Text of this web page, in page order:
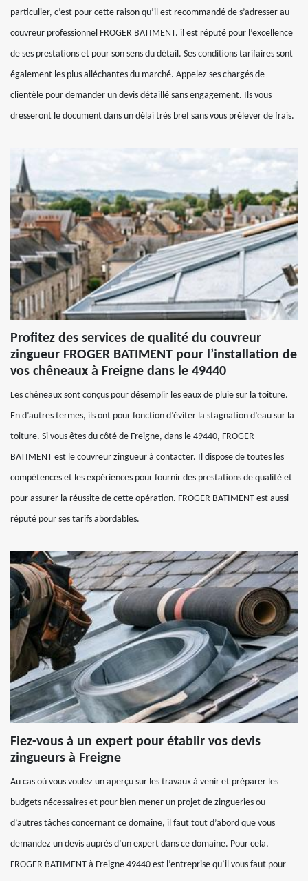
particulier, c’est pour cette raison qu’il est recommandé de s’adresser au
couvreur professionnel FROGER BATIMENT. il est réputé pour l’excellence
de ses prestations et pour son sens du détail. Ses conditions tarifaires sont
également les plus alléchantes du marché. Appelez ses chargés de
clientèle pour demander un devis détaillé sans engagement. Ils vous
dresseront le document dans un délai très bref sans vous prélever de frais.
Profitez des services de qualité du couvreur
zingueur FROGER BATIMENT pour l’installation de
vos chêneaux à Freigne dans le 49440
Les chêneaux sont conçus pour désemplir les eaux de pluie sur la toiture.
En d’autres termes, ils ont pour fonction d’éviter la stagnation d’eau sur la
toiture. Si vous êtes du côté de Freigne, dans le 49440, FROGER
BATIMENT est le couvreur zingueur à contacter. Il dispose de toutes les
compétences et les expériences pour fournir des prestations de qualité et
pour assurer la réussite de cette opération. FROGER BATIMENT est aussi
réputé pour ses tarifs abordables.
Fiez-vous à un expert pour établir vos devis
zingueurs à Freigne
Au cas où vous voulez un aperçu sur les travaux à venir et préparer les
budgets nécessaires et pour bien mener un projet de zingueries ou
d’autres tâches concernant ce domaine, il faut tout d’abord que vous
demandez un devis auprès d’un expert dans ce domaine. Pour cela,
FROGER BATIMENT à Freigne 49440 est l’entreprise qu’il vous faut pour